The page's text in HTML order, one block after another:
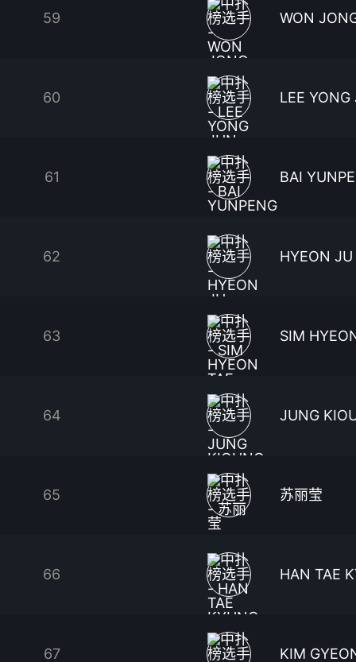
59 WON
60 LEE YONG
61 BAI
62 HYEON
63 SIM
64 JUNG
65 苏丽莹
66 HAN TAE
67 KIM